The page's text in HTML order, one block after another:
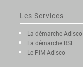
Les Services
La démarche Adisco
La démarche RSE
Le PIM Adisco